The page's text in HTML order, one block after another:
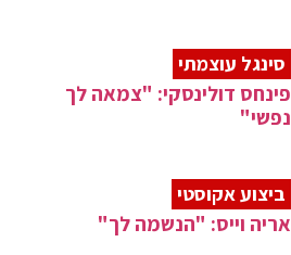
סינגל עוצמתי
פינחס דולינסקי: "צמאה לך
נפשי"
ביצוע אקוסטי
אריה וייס: "הנשמה לך"